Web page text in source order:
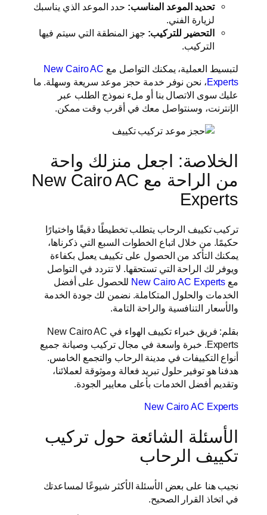
تحديد الموعد المناسب: حدد الموعد الذي يناسبك
لزيارة الفني.
التحضير للتركيب: جهز المنطقة التي سيتم فيها
التركيب.
لتبسيط العملية، يمكنك التواصل مع New Cairo AC
Experts، نحن نوفر خدمة حجز موعد سريعة وسهلة. ما
عليك سوى الاتصال بنا أو ملء نموذج الطلب عبر
الإنترنت، وسنتواصل معك في أقرب وقت ممكن.
الخلاصة: اجعل منزلك واحة
من الراحة مع New Cairo AC
Experts
تركيب تكييف الرحاب يتطلب تخطيطًا دقيقًا واختيارًا
حكيمًا. من خلال اتباع الخطوات السبع التي ذكرناها،
يمكنك التأكد من الحصول على تكييف يعمل بكفاءة
ويوفر لك الراحة التي تستحقها. لا تتردد في التواصل
مع New Cairo AC Experts للحصول على أفضل
الخدمات والحلول المتكاملة. نضمن لك جودة الخدمة
والأسعار التنافسية والراحة التامة.
بقلم: فريق خبراء تكييف الهواء في New Cairo AC
Experts. خبرة واسعة في مجال تركيب وصيانة جميع
أنواع التكييفات في مدينة الرحاب والتجمع الخامس.
هدفنا هو توفير حلول تبريد فعالة وموثوقة لعملائنا،
وتقديم أفضل الخدمات بأعلى معايير الجودة.
New Cairo AC Experts
الأسئلة الشائعة حول تركيب
تكييف الرحاب
نجيب هنا على بعض الأسئلة الأكثر شيوعًا لمساعدتك
في اتخاذ القرار الصحيح.